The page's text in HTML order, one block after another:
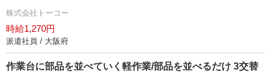
株式会社トーコー
時給1,270円
派遣社員 / 大阪府
作業台に部品を並べていく軽作業/部品を並べるだけ 3交替